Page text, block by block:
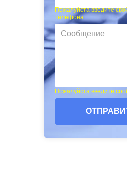
Пожалуйста введите
телефона
Пожалуйста введите